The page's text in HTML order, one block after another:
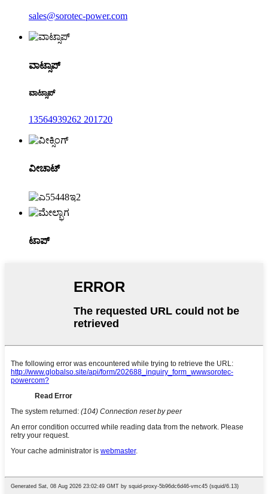
sales@sorotec-power.com
ವಾಟ್ಸಾಪ್
ವಾಟ್ಸಾಪ್
13564939262 201720
ವೀಚಾಟ್
ಟಾಪ್